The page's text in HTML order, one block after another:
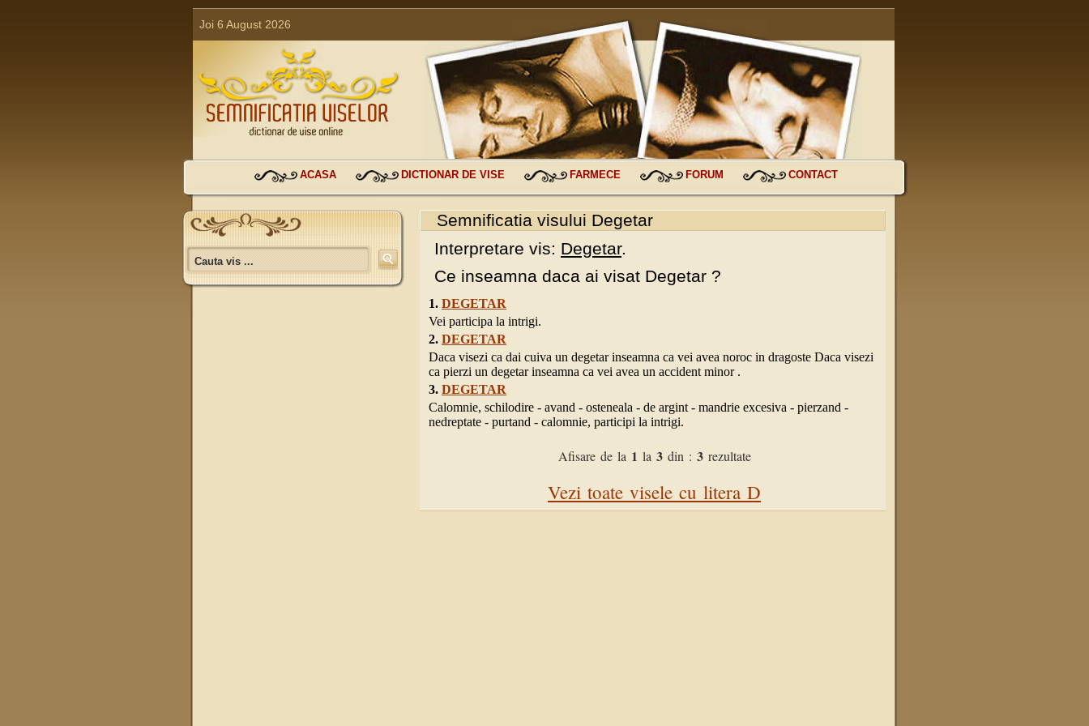
Joi 6 August 2026
ACASA DICTIONAR DE VISE FARMECE FORUM CONTACT
Semnificatia visului Degetar
Interpretare vis: Degetar.
Ce inseamna daca ai visat Degetar ?
1. DEGETAR
Vei participa la intrigi.
2. DEGETAR
Daca visezi ca dai cuiva un degetar inseamna ca vei avea noroc in dragoste Daca visezi
ca pierzi un degetar inseamna ca vei avea un accident minor .
3. DEGETAR
Calomnie, schilodire - avand - osteneala - de argint - mandrie excesiva - pierzand -
nedreptate - purtand - calomnie, participi la intrigi.
Afisare de la 1 la 3din : 3rezultate
Vezi toate visele cu litera D